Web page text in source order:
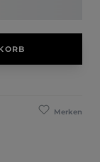
Merken
/ Sofort)